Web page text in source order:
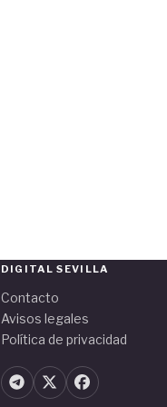
DIGITAL SEVILLA
Contacto
Avisos legales
Política de privacidad